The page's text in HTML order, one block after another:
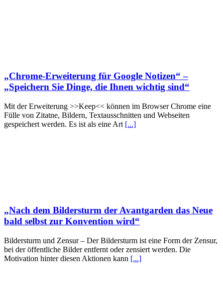
„Chrome-Erweiterung für Google Notizen“ –
„Speichern Sie Dinge, die Ihnen wichtig sind“
Mit der Erweiterung >>Keep<< können im Browser Chrome eine
Fülle von Zitatne, Bildern, Textausschnitten und Webseiten
gespeichert werden. Es ist als eine Art [...]
„Nach dem Bildersturm der Avantgarden das Neue
bald selbst zur Konvention wird“
Bildersturm und Zensur – Der Bildersturm ist eine Form der Zensur,
bei der öffentliche Bilder entfernt oder zensiert werden. Die
Motivation hinter diesen Aktionen kann [...]